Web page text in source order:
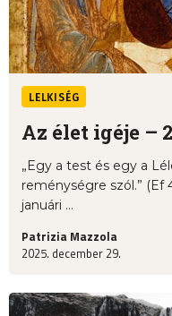
LELKISÉG
Az élet igéje –
„Egy a test és egy a
reménységre szól.” (Ef
januári ...
Patrizia Mazzola
2025. december 29.